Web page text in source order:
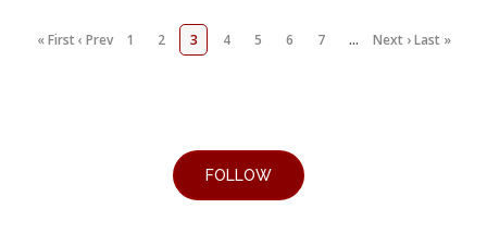
« First ‹ Prev 1 2 3 4 5 6 7 … Next › Last »